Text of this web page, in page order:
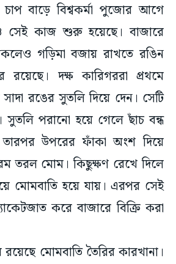
বাড়ে বিশ্বকর্মা পুজোর আগে
কাজ শুরু হয়েছে। বাজারে
গড়িমা বজায় রাখতে রঙিন
রয়েছে। দক্ষ কারিগররা প্রথমে
রঙের সুতলি দিয়ে দেন। সেটি
পরানো হয়ে গেলে ছাঁচ বন্ধ
উপরের ফাঁকা অংশ দিয়ে
তরল মোম। কিছুক্ষণ রেখে দিলে
মোমবাতি হয়ে যায়। এরপর সেই
করে বাজারে বিক্রি করা
মোমবাতি তৈরির কারখানা।